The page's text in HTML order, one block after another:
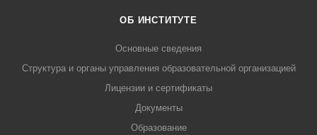
ОБ ИНСТИТУТЕ
Основные сведения
Структура и органы управления образовательной организацией
Лицензии и сертификаты
Документы
Образование